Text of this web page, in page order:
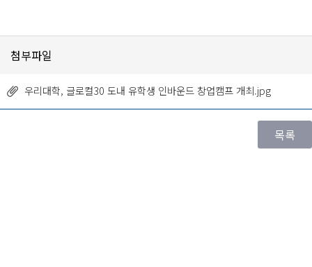
첨부파일
우리대학, 글로컬30 도내 유학생 인바운드 창업캠프 개최.jpg